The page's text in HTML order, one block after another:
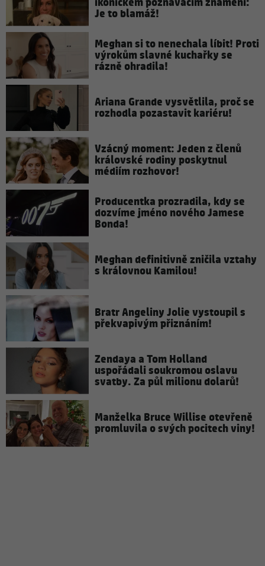
Je to blamáž!
Meghan si to nenechala líbit! Proti
výrokům slavné kuchařky se
rázně ohradila!
Ariana Grande vysvětlila, proč se
rozhodla pozastavit kariéru!
Vzácný moment: Jeden z členů
královské rodiny poskytnul
médiím rozhovor!
Producentka prozradila, kdy se
dozvíme jméno nového Jamese
Bonda!
Meghan definitivně zničila vztahy
s královnou Kamilou!
Bratr Angeliny Jolie vystoupil s
překvapivým přiznáním!
Zendaya a Tom Holland
uspořádali soukromou oslavu
svatby. Za půl milionu dolarů!
Manželka Bruce Willise otevřeně
promluvila o svých pocitech viny!